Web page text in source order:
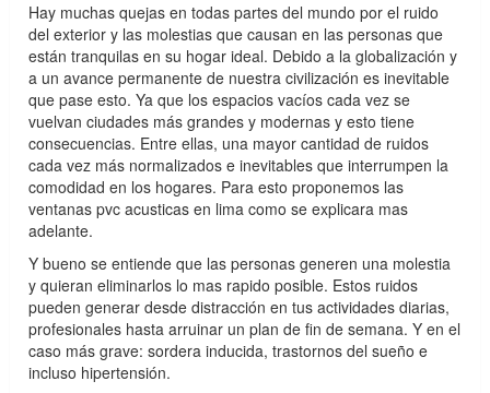
Hay muchas quejas en todas partes del mundo por el ruido
del exterior y las molestias que causan en las personas que
están tranquilas en su hogar ideal. Debido a la globalización y
a un avance permanente de nuestra civilización es inevitable
que pase esto. Ya que los espacios vacíos cada vez se
vuelvan ciudades más grandes y modernas y esto tiene
consecuencias. Entre ellas, una mayor cantidad de ruidos
cada vez más normalizados e inevitables que interrumpen la
comodidad en los hogares. Para esto proponemos las
ventanas pvc acusticas en lima como se explicara mas
adelante.
Y bueno se entiende que las personas generen una molestia
y quieran eliminarlos lo mas rapido posible. Estos ruidos
pueden generar desde distracción en tus actividades diarias,
profesionales hasta arruinar un plan de fin de semana. Y en el
caso más grave: sordera inducida, trastornos del sueño e
incluso hipertensión.